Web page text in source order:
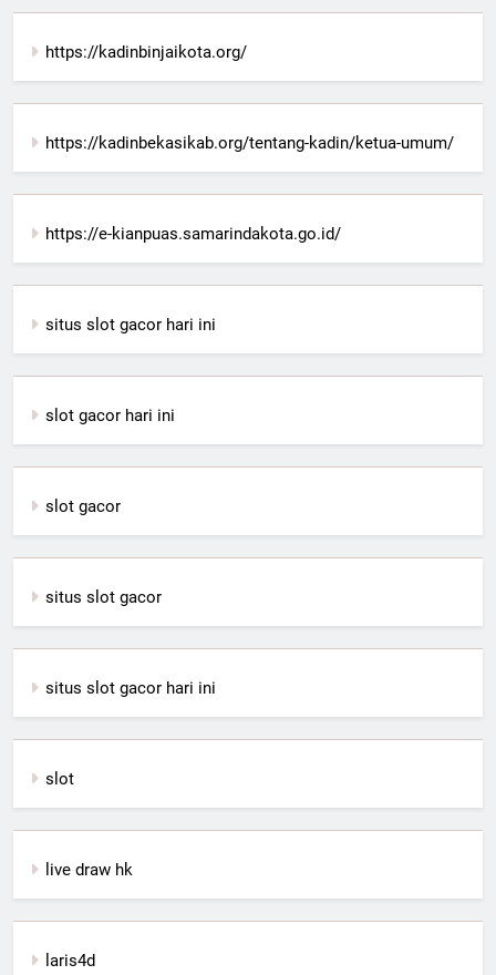
https://kadinbinjaikota.org/
https://kadinbekasikab.org/tentang-kadin/ketua-umum/
https://e-kianpuas.samarindakota.go.id/
situs slot gacor hari ini
slot gacor hari ini
slot gacor
situs slot gacor
situs slot gacor hari ini
slot
live draw hk
laris4d